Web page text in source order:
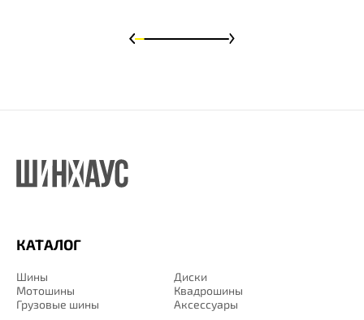
КАТАЛОГ
Шины
Диски
Мотошины
Квадрошины
Грузовые шины
Аксессуары